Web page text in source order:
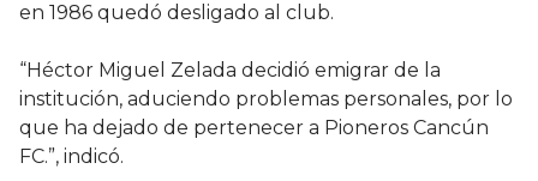
en 1986 quedó desligado al club.
“Héctor Miguel Zelada decidió emigrar de la
institución, aduciendo problemas personales, por lo
que ha dejado de pertenecer a Pioneros Cancún
FC.”, indicó.